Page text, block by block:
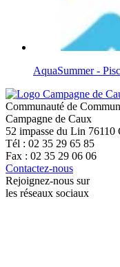
AquaSummer -
Communauté de
Campagne de Caux
52 impasse du Lin 76110
Tél : 02 35 29 65 85
Fax : 02 35 29 06 06
Contactez-nous
Rejoignez-nous sur
les réseaux sociaux